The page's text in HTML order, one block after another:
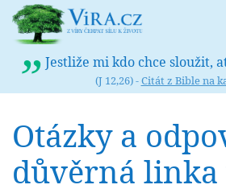
Jestliže mi kdo chce sloužit,
(J 12,26) -Citát z Bible na
Otázky a
důvěrná